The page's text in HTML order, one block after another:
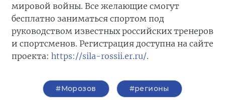
мировой войны. Все желающие смогут
бесплатно заниматься спортом под
руководством известных российских тренеров
и спортсменов. Регистрация доступна на сайте
проекта: https://sila-rossii.er.ru/.
#Морозов #регионы